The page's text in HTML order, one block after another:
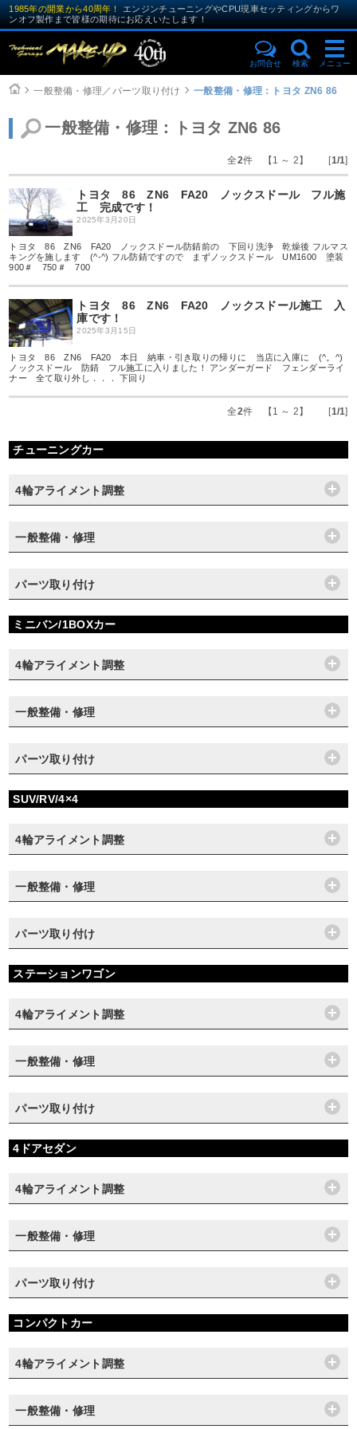
1985年の開業から40周年！
エンジンチューニングやCPU現車セッティングからワ
ンオフ製作まで皆様の期待にお応えいたします！
お問合せ 検索 メニュー
一般整備・修理／パーツ取り付け 一般整備・修理：トヨタ ZN6 86
一般整備・修理：トヨタ ZN6 86
全2件 【1 ～ 2】 [1/1]
トヨタ 86 ZN6 FA20 ノックスドール フル施
工 完成です！
2025年3月20日
トヨタ 86 ZN6 FA20 ノックスドール防錆前の 下回り洗浄 乾燥後 フルマス
キングを施します (^-^) フル防錆ですので まずノックスドール UM1600 塗装
900＃ 750＃ 700
トヨタ 86 ZN6 FA20 ノックスドール施工 入
庫です！
2025年3月15日
トヨタ 86 ZN6 FA20 本日 納車・引き取りの帰りに 当店に入庫に (^。^)
ノックスドール 防錆 フル施工に入りました！ アンダーガード フェンダーライ
ナー 全て取り外し．．． 下回り
全2件 【1 ～ 2】 [1/1]
チューニングカー
4輪アライメント調整
一般整備・修理
パーツ取り付け
ミニバン/1BOXカー
4輪アライメント調整
一般整備・修理
パーツ取り付け
SUV/RV/4×4
4輪アライメント調整
一般整備・修理
パーツ取り付け
ステーションワゴン
4輪アライメント調整
一般整備・修理
パーツ取り付け
4ドアセダン
4輪アライメント調整
一般整備・修理
パーツ取り付け
コンパクトカー
4輪アライメント調整
一般整備・修理